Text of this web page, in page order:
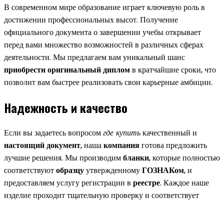
В современном мире образование играет ключевую роль в
достижении профессиональных высот. Получение
официального документа о завершении учебы открывает
перед вами множество возможностей в различных сферах
деятельности. Мы предлагаем вам уникальный шанс
приобрести оригинальный дипломв кратчайшие сроки, что
позволит вам быстрее реализовать свои карьерные амбиции.
Надежность и качество
Если вы задаетесь вопросомгде купитькачественный и
настоящий документ, нашакомпанияготова предложить
лучшие решения. Мы производимбланки, которые полностью
соответствуютобразцуутвержденномуГОЗНАКом, и
предоставляем услугу регистрации в реестре. Каждое наше
изделие проходит тщательную проверку и соответствует